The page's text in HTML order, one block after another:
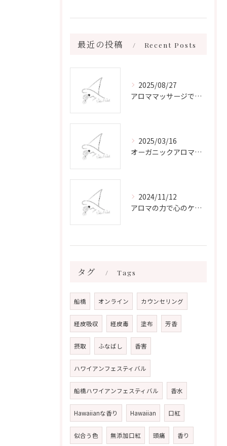
最近の投稿 Recent Posts
2025/08/27
アロママッサージで叶える心身リラックスと健康維持の新習慣ガイド
2025/03/16
オーガニックアロマで心と体を癒す
2024/11/12
アロマの力で心のケアをする方法
タグ Tags
船橋 オンライン カウンセリング
経皮吸収 経皮毒 塗布 芳香
摂取 ふなばし 香害
ハワイアンフェスティバル
船橋ハワイアンフェスティバル 香水
Hawaiianな香り Hawaiian 口紅
似合う色 無添加口紅 頭痛 香り